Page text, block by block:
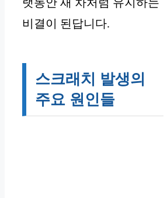
비결이 된답니다.
스크래치 발생의
주요 원인들